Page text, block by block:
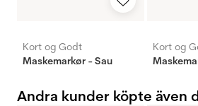
Kort og Godt
Maskemarkør - Sau
Kort og
Andra kunder köpte även